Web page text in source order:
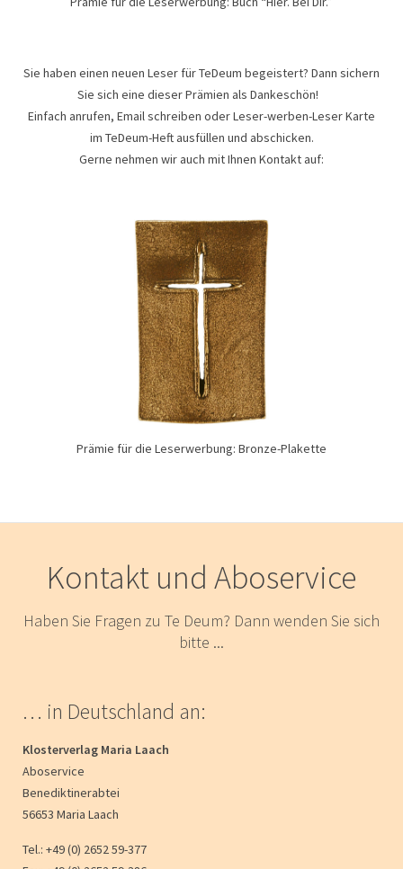
Sie haben einen neuen Leser für TeDeum begeistert? Dann sichern
Sie sich eine dieser Prämien als Dankeschön!
Einfach anrufen, Email schreiben oder Leser-werben-Leser Karte
im TeDeum-Heft ausfüllen und abschicken.
Gerne nehmen wir auch mit Ihnen Kontakt auf:
Prämie für die Leserwerbung: Bronze-Plakette
Kontakt und Aboservice
Haben Sie Fragen zu Te Deum? Dann wenden Sie sich
bitte ...
… in Deutschland an:
Klosterverlag Maria Laach
Aboservice
Benediktinerabtei
56653 Maria Laach
Tel.: +49 (0) 2652 59-377